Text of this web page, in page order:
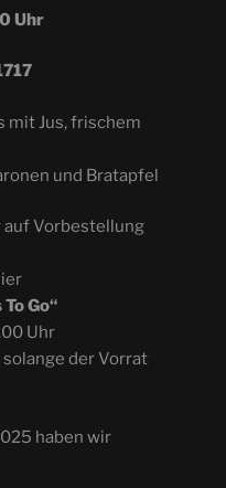
Uhr
mit Jus, frischem
und Bratapfel
auf Vorbestellung
Go“
Uhr
der Vorrat
haben wir